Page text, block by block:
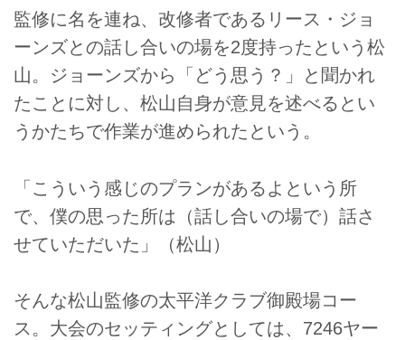
監修に名を連ね、改修者であるリース・ジョ
ーンズとの話し合いの場を2度持ったという松
山。ジョーンズから「どう思う？」と聞かれ
たことに対し、松山自身が意見を述べるとい
うかたちで作業が進められたという。
「こういう感じのプランがあるよという所
で、僕の思った所は（話し合いの場で）話さ
せていただいた」（松山）
そんな松山監修の太平洋クラブ御殿場コー
ス。大会のセッティングとしては、7246ヤー